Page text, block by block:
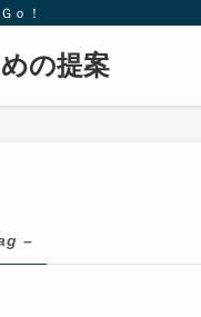
ｏ！
の提案
–